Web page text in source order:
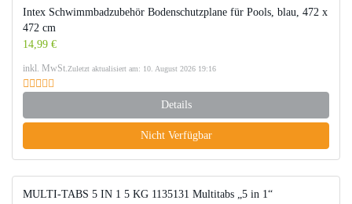
Intex Schwimmbadzubehör Bodenschutzplane für Pools, blau, 472 x
472 cm
14,99 €
inkl. MwSt.Zuletzt aktualisiert am: 10. August 2026 19:16
Details
Nicht Verfügbar
MULTI-TABS 5 IN 1 5 KG 1135131 Multitabs „5 in 1“